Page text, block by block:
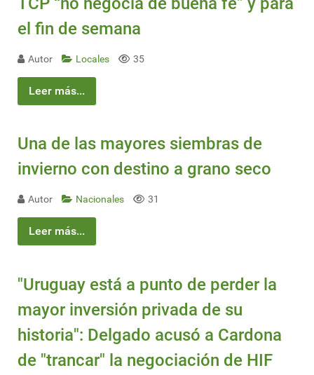
el fin de semana
Autor Locales 35
Leer más...
Una de las mayores siembras de
invierno con destino a grano seco
Autor Nacionales 31
Leer más...
"Uruguay está a punto de perder la
mayor inversión privada de su
historia": Delgado acusó a Cardona
de "trancar" la negociación de HIF